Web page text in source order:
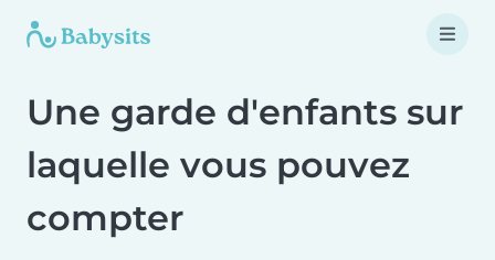
Une garde d'enfants sur
laquelle vous pouvez
compter